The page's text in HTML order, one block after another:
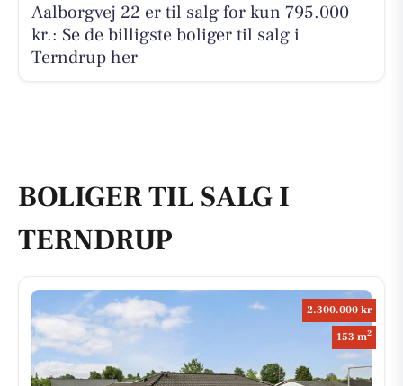
Aalborgvej 22 er til salg for kun 795.000
kr.: Se de billigste boliger til salg i
Terndrup her
BOLIGER TIL SALG I
TERNDRUP
2.300.000 kr
153 m2